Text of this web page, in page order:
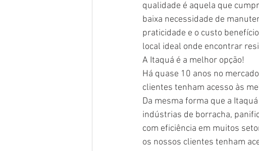
qualidade é aquela que
baixa necessidade de
praticidade e o custo
local ideal onde encontrar
A Itaquá é a melhor opção!
Há quase 10 anos no
clientes tenham acesso às
Da mesma forma que a
indústrias de borracha,
com eficiência em muitos
os nossos clientes tenham